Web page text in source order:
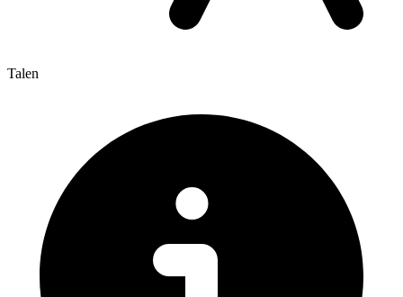
Talen